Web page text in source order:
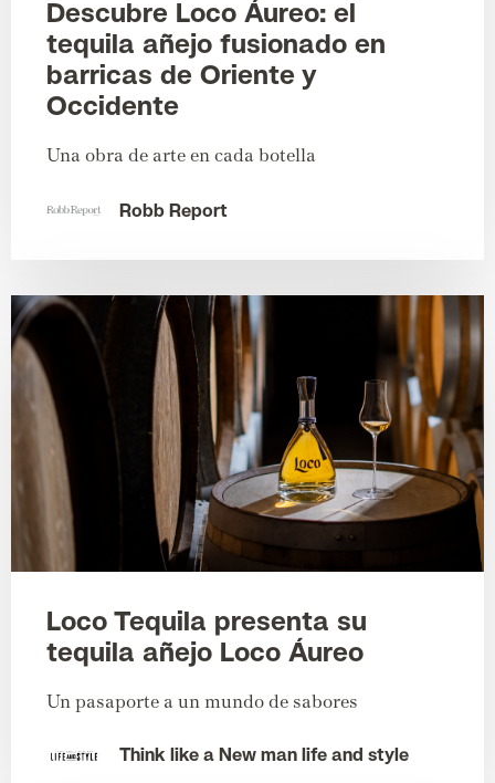
Descubre Loco Áureo: el
tequila añejo fusionado en
barricas de Oriente y
Occidente
Una obra de arte en cada botella
Robb Report
Loco Tequila presenta su
tequila añejo Loco Áureo
Un pasaporte a un mundo de sabores
Think like a New man life and style